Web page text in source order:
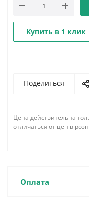
Купить в 1 клик
Поделиться
Цена действительна
отличаться от цен в
Оплата